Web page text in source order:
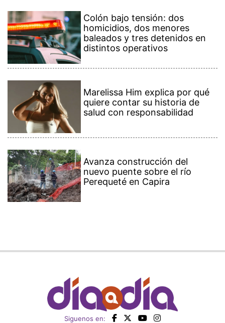
Colón bajo tensión: dos
homicidios, dos menores
baleados y tres detenidos en
distintos operativos
Marelissa Him explica por qué
quiere contar su historia de
salud con responsabilidad
Avanza construcción del
nuevo puente sobre el río
Perequeté en Capira
Siguenos en: